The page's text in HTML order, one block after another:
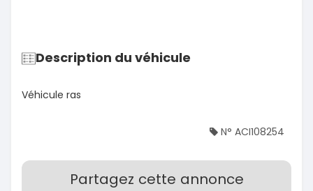
Description du véhicule
Véhicule ras
N° ACI108254
Partagez cette annonce